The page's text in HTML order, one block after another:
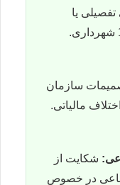
یا
سازمان
مالیاتی.
شکایت از
در خصوص